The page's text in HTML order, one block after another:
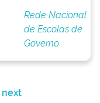
Rede Nacional
de Escolas de
Governo
next